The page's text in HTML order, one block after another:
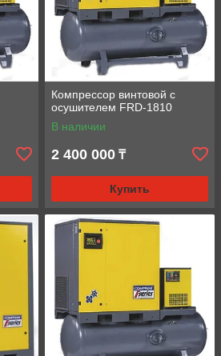
Компрессор винтовой с
осушителем FRD-1810
В наличии
2 400 000 ₸
Купить